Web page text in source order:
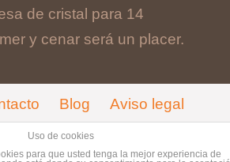
de cristal para 14
y cenar será un placer.
Blog
Aviso legal
Cookies
Uso de cookies
para que usted tenga la mejor experiencia de